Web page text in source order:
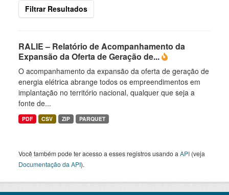
Filtrar Resultados
RALIE – Relatório de Acompanhamento da
Expansão da Oferta de Geração de...
O acompanhamento da expansão da oferta de geração de
energia elétrica abrange todos os empreendimentos em
implantação no território nacional, qualquer que seja a
fonte de...
PDF CSV ZIP PARQUET
Você também pode ter acesso a esses registros usando a API (veja
Documentação da API).